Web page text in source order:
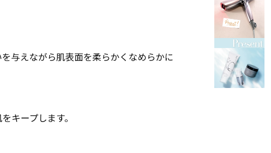
与えながら肌表面を柔らかくなめらかに
キープします。